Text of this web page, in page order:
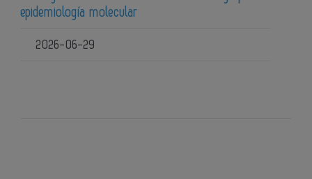
epidemiología molecular
2026-06-29